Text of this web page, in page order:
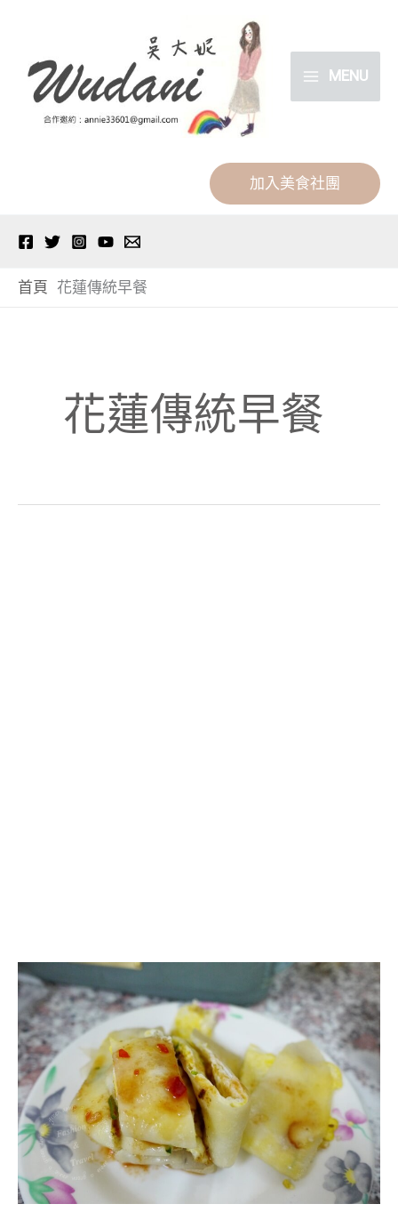
MENU
加入美食社團
首頁 花蓮傳統早餐
花蓮傳統早餐
花
蓮
美
食：
必
吃
花
蓮
無
名
早
餐
店
(德
安
街
早